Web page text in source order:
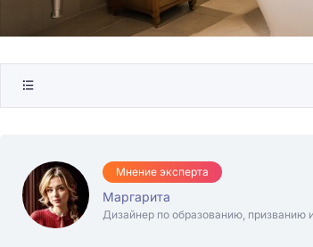
Мнение эксперта
Маргарита
Дизайнер по образованию, призванию